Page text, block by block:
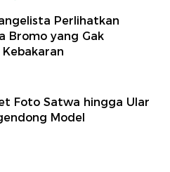
Perlihatkan
Bromo yang Gak
Foto Satwa hingga Ular
Model